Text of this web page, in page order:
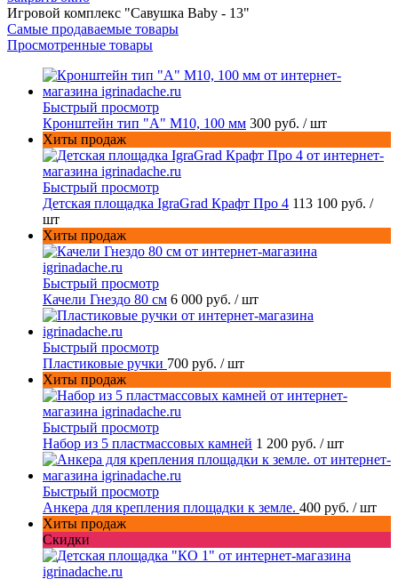
Игровой комплекс "Савушка Baby - 13"
Самые продаваемые товары
Просмотренные товары
Быстрый просмотр
Кронштейн тип "A" M10, 100 мм 300 руб. / шт
Хиты продаж
Быстрый просмотр
Детская площадка IgraGrad Крафт Про 4 113 100 руб. /
шт
Хиты продаж
Быстрый просмотр
Качели Гнездо 80 см 6 000 руб. / шт
Быстрый просмотр
Пластиковые ручки 700 руб. / шт
Хиты продаж
Быстрый просмотр
Набор из 5 пластмассовых камней 1 200 руб. / шт
Быстрый просмотр
Анкера для крепления площадки к земле. 400 руб. / шт
Хиты продаж
Скидки